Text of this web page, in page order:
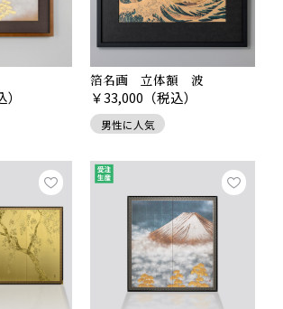
）
箔名画 立体額 波
￥33,000 （税込）
男性に人気